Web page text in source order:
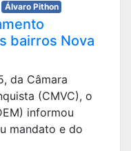
Álvaro Pithon
bairros Nova
da Câmara
(CMVC), o
informou
mandato e do